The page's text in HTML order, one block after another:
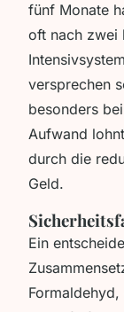
fünf Monate
oft nach zwei
versprechen
besonders
Aufwand
durch die
Geld.
Ein